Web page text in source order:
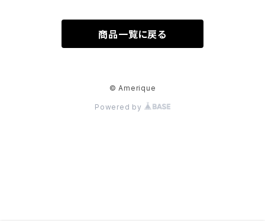
商品一覧に戻る
© Amerique
Powered by